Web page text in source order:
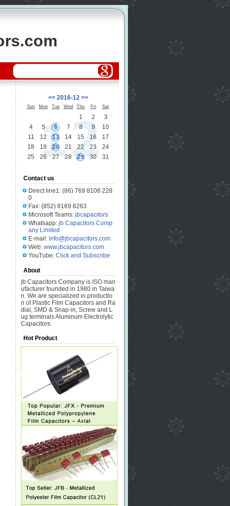
<< 2016-12 >>
Sun Mon Tue Wed Thu Fri Sat
1 2
3
4
5 6 7 8 9
10
11
12 13 14 15 16
17
18
19 20 21 22 23
24
25
26 27 28 29 30 31
Contact us
Direct line1: (86) 769 8108 228
0
Fax: (852) 8169 8283
Microsoft Teams: jbcapacitors
Whatsapp: jb Capacitors Comp
any Limited
E-mail: info@jbcapacitors.com
Web: www.jbcapacitors.com
YouTube: Click and Subscribe
About
jb Capacitors Company is ISO man
ufacturer founded in 1980 in Taiwa
n. We are specialized in productio
n of Plastic Film Capacitors and Ra
dial, SMD & Snap-in, Screw and L
ug terminals Aluminum Electrolytic
Capacitors.
Hot Product